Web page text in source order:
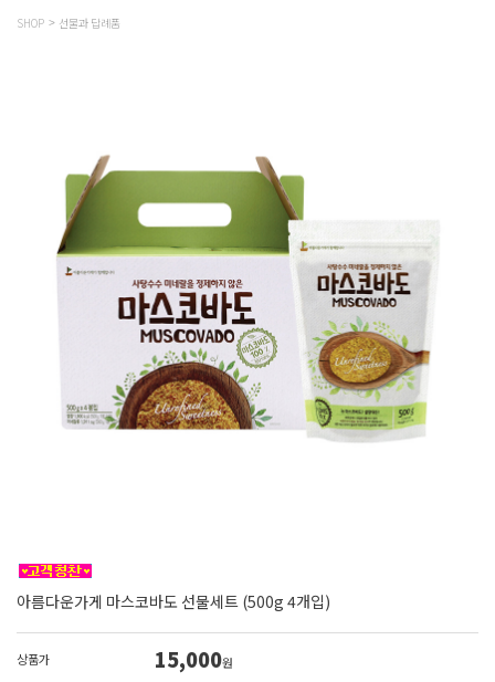
SHOP 선물과 답례품
아름다운가게 마스코바도 선물세트 (500g 4개입)
상품가 15,000원